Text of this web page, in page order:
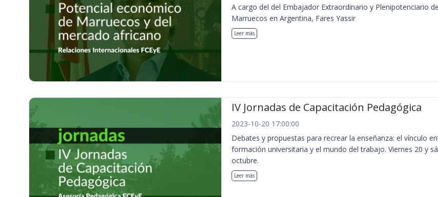
A cargo del del Embajador Extraordinario y Plenipotenciario
Marruecos en Argentina, Fares Yassir
Leer más
IV Jornadas de Capacitación Pedagógica
2023-10-20 17:00:00
Debates y propuestas para recrear la enseñanza: el vínculo
formación universitaria y el mundo del trabajo. Viernes 20 y
octubre.
Leer más